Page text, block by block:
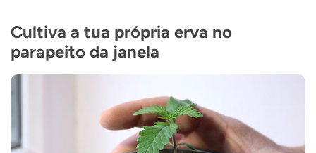
CBD
0-1%
Tipo de floração
Autoflorescentes
Cultiva a tua própria erva no
parapeito da janela